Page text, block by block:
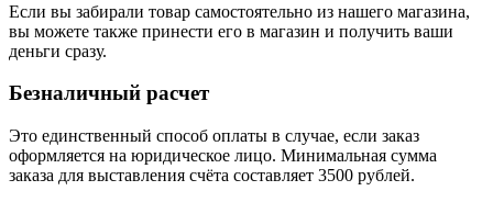
Если вы забирали товар самостоятельно из нашего магазина,
вы можете также принести его в магазин и получить ваши
деньги сразу.
Безналичный расчет
Это единственный способ оплаты в случае, если заказ
оформляется на юридическое лицо. Минимальная сумма
заказа для выставления счёта составляет 3500 рублей.